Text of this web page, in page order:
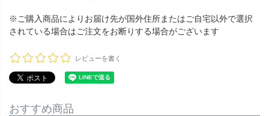
※ご購入商品によりお届け先が国外住所またはご自宅以外で選択
されている場合はご注文をお断りする場合がございます
レビューを書く
おすすめ商品